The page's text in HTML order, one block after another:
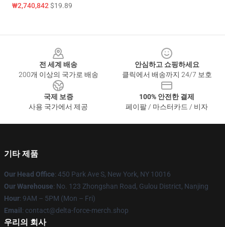
₩2,740,842$19.89
전 세계 배송
200개 이상의 국가로 배송
안심하고 쇼핑하세요
클릭에서 배송까지 24/7 보호
국제 보증
사용 국가에서 제공
100% 안전한 결제
페이팔 / 마스터카드 / 비자
기타 제품
Our Head Office: 450 Park Ave S, New York, NY 10016
Our Warehouse: No. 123 Zhongshan Road, Gulou District, Nanjing
Hour: 9AM – 5PM (Mon – Fri)
Email : contact@delta-force-merch.shop
우리의 회사